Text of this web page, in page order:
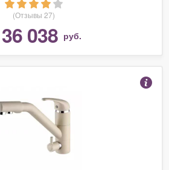
(Отзывы 27)
36 038 руб.